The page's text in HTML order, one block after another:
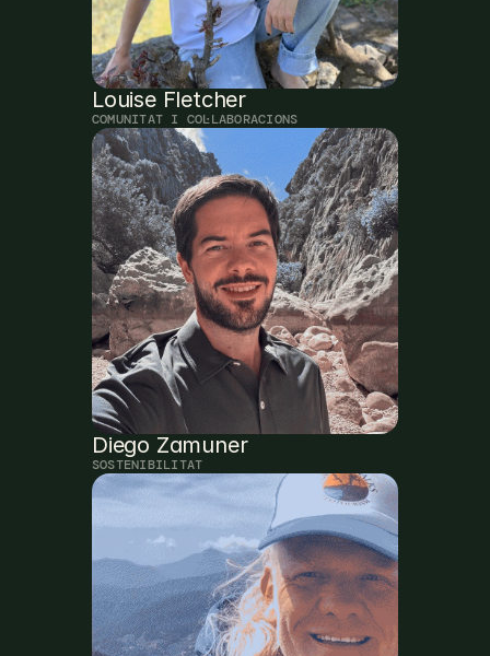
Diego Zamuner
SOSTENIBILITAT
Louise Fletcher
COMUNITAT I COL·LABORACIONS